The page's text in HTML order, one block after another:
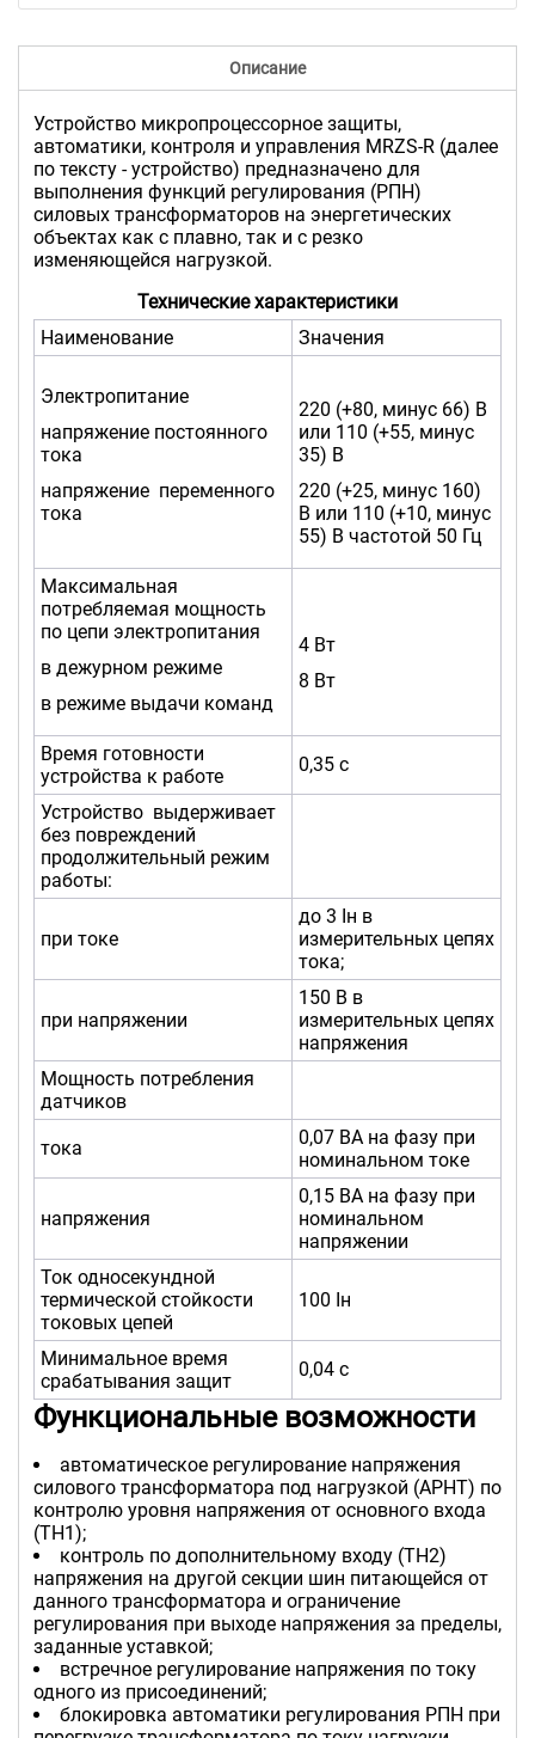
Описание
Устройство микропроцессорное защиты,
автоматики, контроля и управления MRZS-R (далее
по тексту - устройство) предназначено для
выполнения функций регулирования (РПН)
силовых трансформаторов на энергетических
объектах как с плавно, так и с резко
изменяющейся нагрузкой.
Технические характеристики
Наименование
Значения
Электропитание
напряжение постоянного
тока
напряжение переменного
тока
220 (+80, минус 66) В
или 110 (+55, минус
35) В
220 (+25, минус 160)
В или 110 (+10, минус
55) В частотой 50 Гц
Максимальная
потребляемая мощность
по цепи электропитания
в дежурном режиме
в режиме выдачи команд
4 Вт
8 Вт
Время готовности
устройства к работе
0,35 с
Устройство выдерживает
без повреждений
продолжительный режим
работы:
при токе
до 3 Iн в
измерительных цепях
тока;
при напряжении
150 В в
измерительных цепях
напряжения
Мощность потребления
датчиков
тока
0,07 ВА на фазу при
номинальном токе
напряжения
0,15 ВА на фазу при
номинальном
напряжении
Ток односекундной
термической стойкости
токовых цепей
100 Iн
Минимальное время
срабатывания защит
0,04 с
Функциональные возможности
автоматическое регулирование напряжения
силового трансформатора под нагрузкой (АРНТ) по
контролю уровня напряжения от основного входа
(ТН1);
контроль по дополнительному входу (ТН2)
напряжения на другой секции шин питающейся от
данного трансформатора и ограничение
регулирования при выходе напряжения за пределы,
заданные уставкой;
встречное регулирование напряжения по току
одного из присоединений;
блокировка автоматики регулирования РПН при